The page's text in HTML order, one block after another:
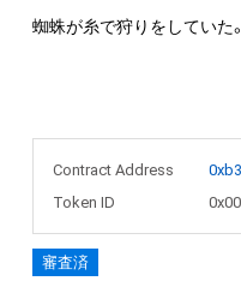
蜘蛛が糸で狩りをしていた。
Contract Address
Token ID
審査済